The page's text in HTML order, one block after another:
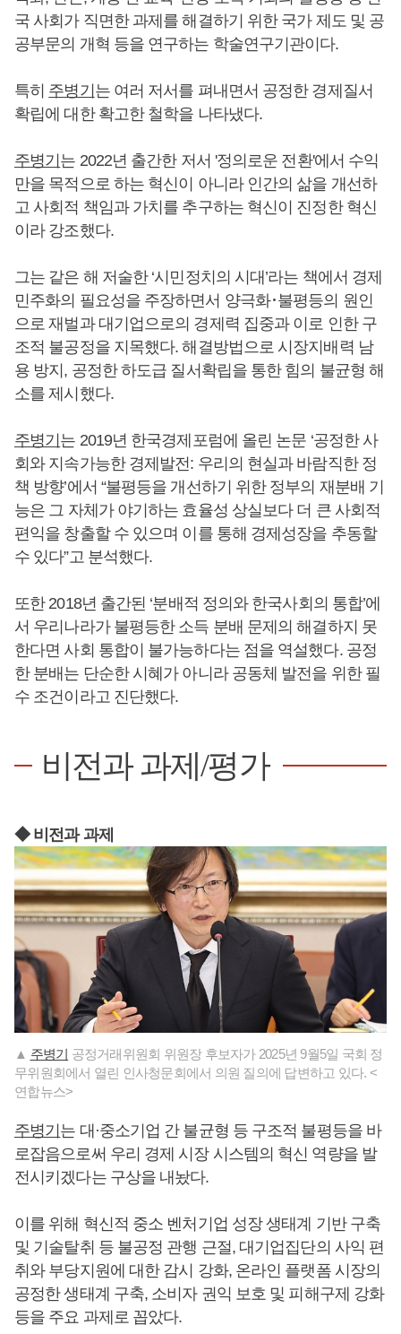
국 사회가 직면한 과제를 해결하기 위한 국가 제도 및 공
공부문의 개혁 등을 연구하는 학술연구기관이다.
특히 주병기 는 여러 저서를 펴내면서 공정한 경제질서
확립에 대한 확고한 철학을 나타냈다.
주병기 는 2022년 출간한 저서 '정의로운 전환'에서 수익
만을 목적으로 하는 혁신이 아니라 인간의 삶을 개선하
고 사회적 책임과 가치를 추구하는 혁신이 진정한 혁신
이라 강조했다.
그는 같은 해 저술한 ‘시민정치의 시대’라는 책에서 경제
민주화의 필요성을 주장하면서 양극화･불평등의 원인
으로 재벌과 대기업으로의 경제력 집중과 이로 인한 구
조적 불공정을 지목했다. 해결방법으로 시장지배력 남
용 방지, 공정한 하도급 질서확립을 통한 힘의 불균형 해
소를 제시했다.
주병기 는 2019년 한국경제포럼에 올린 논문 ‘공정한 사
회와 지속가능한 경제발전: 우리의 현실과 바람직한 정
책 방향’에서 “불평등을 개선하기 위한 정부의 재분배 기
능은 그 자체가 야기하는 효율성 상실보다 더 큰 사회적
편익을 창출할 수 있으며 이를 통해 경제성장을 추동할
수 있다”고 분석했다.
또한 2018년 출간된 ‘분배적 정의와 한국사회의 통합’에
서 우리나라가 불평등한 소득 분배 문제의 해결하지 못
한다면 사회 통합이 불가능하다는 점을 역설했다. 공정
한 분배는 단순한 시혜가 아니라 공동체 발전을 위한 필
수 조건이라고 진단했다.
비전과 과제/평가
◆ 비전과 과제
▲ 주병기 공정거래위원회 위원장 후보자가 2025년 9월5일 국회 정
무위원회에서 열린 인사청문회에서 의원 질의에 답변하고 있다. <
연합뉴스>
주병기 는 대·중소기업 간 불균형 등 구조적 불평등을 바
로잡음으로써 우리 경제 시장 시스템의 혁신 역량을 발
전시키겠다는 구상을 내놨다.
이를 위해 혁신적 중소 벤처기업 성장 생태계 기반 구축
및 기술탈취 등 불공정 관행 근절, 대기업집단의 사익 편
취와 부당지원에 대한 감시 강화, 온라인 플랫폼 시장의
공정한 생태계 구축, 소비자 권익 보호 및 피해구제 강화
등을 주요 과제로 꼽았다.